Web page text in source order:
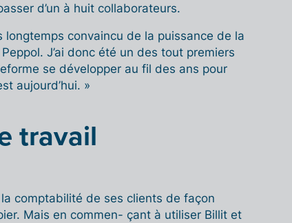
d’un à huit collaborateurs.
longtemps convaincu de la puissance de la
J’ai donc été un des tout premiers
se développer au fil des ans pour
aujourd’hui. »
travail
comptabilité de ses clients de façon
Mais en commen- çant à utiliser Billit et